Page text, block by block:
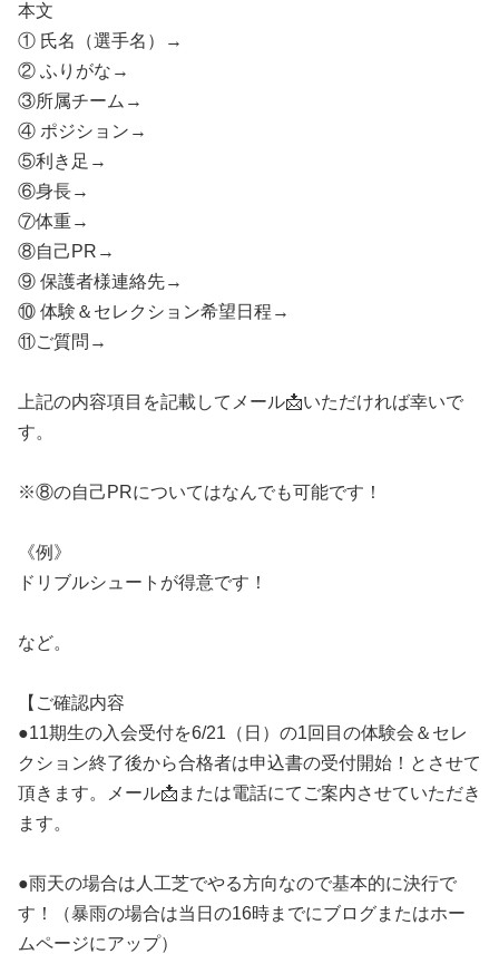
本文
① 氏名（選手名）→
② ふりがな→
③所属チーム→
④ ポジション→
⑤利き足→
⑥身長→
⑦体重→
⑧自己PR→
⑨ 保護者様連絡先→
⑩ 体験＆セレクション希望日程→
⑪ご質問→
上記の内容項目を記載してメール📩いただければ幸いで
す。
※⑧の自己PRについてはなんでも可能です！
《例》
ドリブルシュートが得意です！
など。
【ご確認内容
●11期生の入会受付を6/21（日）の1回目の体験会＆セレ
クション終了後から合格者は申込書の受付開始！とさせて
頂きます。メール📩または電話にてご案内させていただき
ます。
●雨天の場合は人工芝でやる方向なので基本的に決行で
す！（暴雨の場合は当日の16時までにブログまたはホー
ムページにアップ）